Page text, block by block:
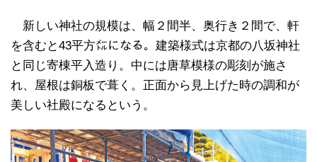
新しい神社の規模は、幅２間半、奥行き２間で、軒
を含むと43平方㍍になる。建築様式は京都の八坂神社
と同じ寄棟平入造り。中には唐草模様の彫刻が施さ
れ、屋根は銅板で葺く。正面から見上げた時の調和が
美しい社殿になるという。